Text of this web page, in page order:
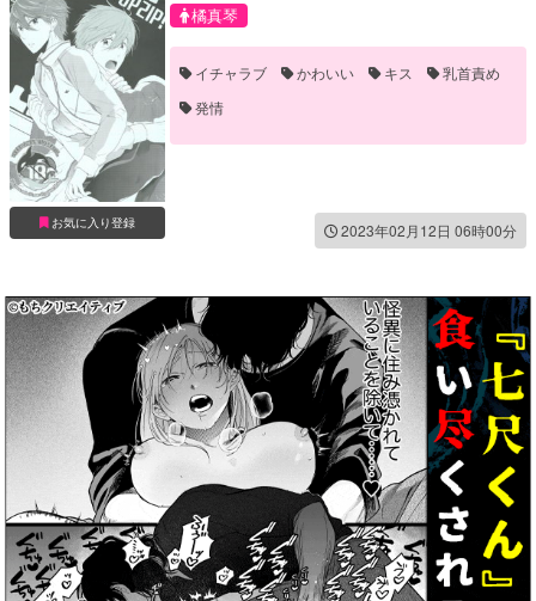
お気に入り登録
橘真琴
イチャラブ かわいい キス
乳首責め
発情
2023年02月12日 06時00分